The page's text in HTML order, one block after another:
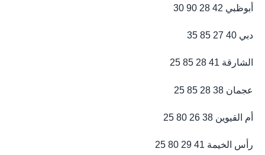
أبوظبي 42 28 90 30
دبي 40 27 85 35
الشارقة 41 28 85 25
عجمان 38 28 85 25
أم القيوين 38 26 80 25
رأس الخيمة 41 29 80 25